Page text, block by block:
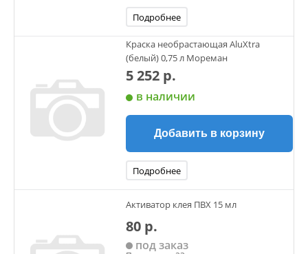
Подробнее
Краска необрастающая AluXtra
(белый) 0,75 л Мореман
5 252 р.
в наличии
Добавить в корзину
Подробнее
Активатор клея ПВХ 15 мл
80 р.
под заказ